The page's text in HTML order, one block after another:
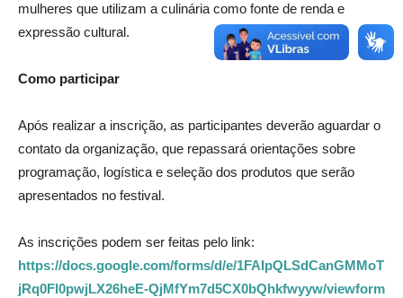
mulheres que utilizam a culinária como fonte de renda e
expressão cultural.
Como participar
Após realizar a inscrição, as participantes deverão aguardar o
contato da organização, que repassará orientações sobre
programação, logística e seleção dos produtos que serão
apresentados no festival.
As inscrições podem ser feitas pelo link:
https://docs.google.com/forms/d/e/1FAIpQLSdCanGMMoT
jRq0FI0pwjLX26heE-QjMfYm7d5CX0bQhkfwyyw/viewform